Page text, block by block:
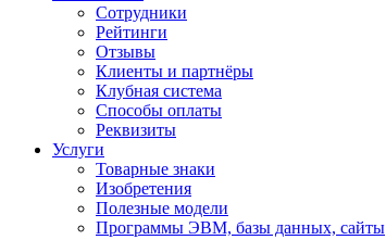
Сотрудники
Рейтинги
Отзывы
Клиенты и партнёры
Клубная система
Способы оплаты
Реквизиты
Услуги
Товарные знаки
Изобретения
Полезные модели
Программы ЭВМ, базы данных, сайты